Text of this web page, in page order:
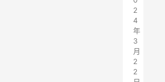
2
4
年
3
月
2
2